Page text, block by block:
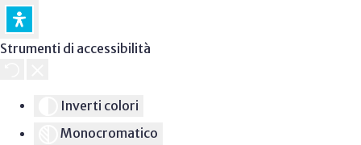
Strumenti di accessibilità
Inverti colori
Monocromatico